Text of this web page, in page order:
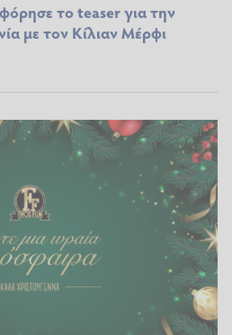
το teaser για την
με τον Κίλιαν Μέρφι